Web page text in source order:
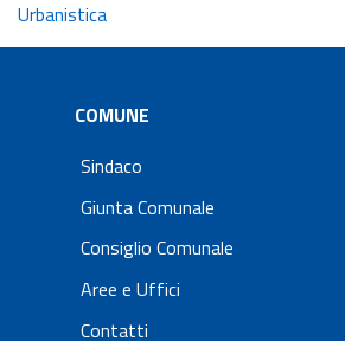
Urbanistica
COMUNE
Sindaco
Giunta Comunale
Consiglio Comunale
Aree e Uffici
Contatti